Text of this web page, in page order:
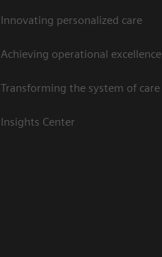
Innovating personalized care
Achieving operational excellence
Transforming the system of care
Insights Center